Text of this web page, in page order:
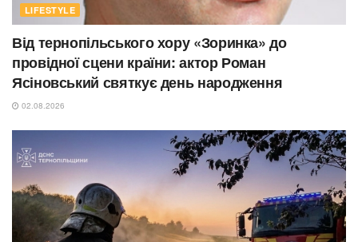
LIFESTYLE
Від тернопільського хору «Зоринка» до
провідної сцени країни: актор Роман
Ясіновський святкує день народження
02.08.2026